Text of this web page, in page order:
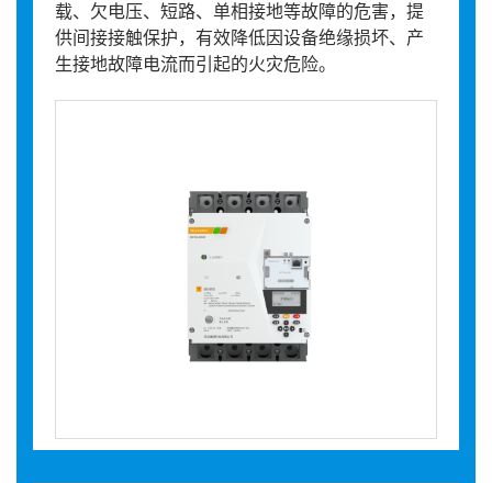
载、欠电压、短路、单相接地等故障的危害，提
供间接接触保护，有效降低因设备绝缘损坏、产
生接地故障电流而引起的火灾危险。